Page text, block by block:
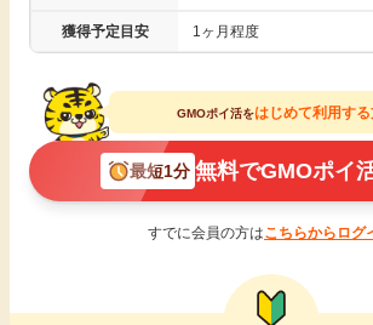
アンケート
ゲーム
学び
進学・教育
獲得予定目安 1ヶ月程度
GMOポイ活をはじめて利用する
最短1分 無料でGMOポイ
すでに会員の方はこちらからログ